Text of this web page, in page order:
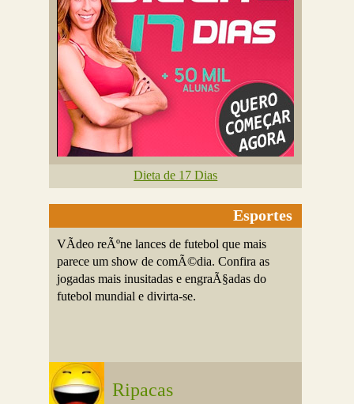
Dieta de 17 Dias
Esportes
VÃ­deo reÃºne lances de futebol que mais
parece um show de comÃ©dia. Confira as
jogadas mais inusitadas e engraÃ§adas do
futebol mundial e divirta-se.
Ripacas